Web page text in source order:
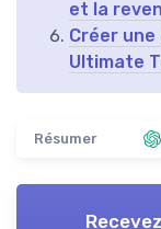
et la
Créer
Ultimate
Résumer